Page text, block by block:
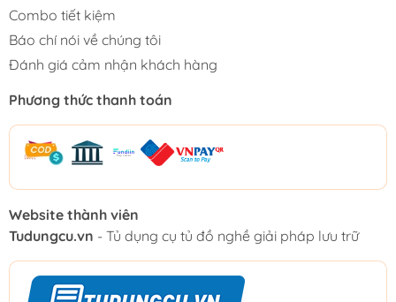
Combo tiết kiệm
Báo chí nói về chúng tôi
Đánh giá cảm nhận khách hàng
Phương thức thanh toán
Website thành viên
Tudungcu.vn - Tủ dụng cụ tủ đồ nghề giải pháp lưu trữ